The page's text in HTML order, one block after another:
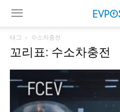
태그 수소차충전
꼬리표: 수소차충전